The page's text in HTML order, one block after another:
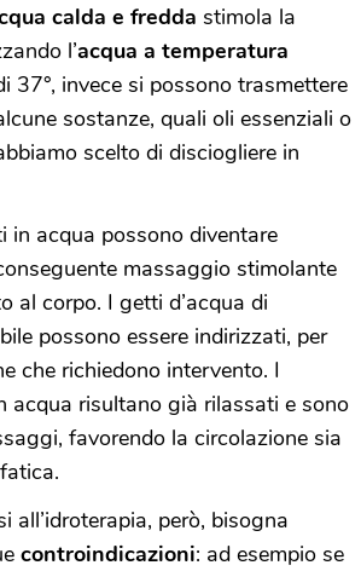
calda e fredda stimola la
l’acqua a temperatura
37°, invece si possono trasmettere
sostanze, quali oli essenziali o
scelto di disciogliere in
in acqua possono diventare
massaggio stimolante
al corpo. I getti d’acqua di
possono essere indirizzati, per
che richiedono intervento. I
acqua risultano già rilassati e sono
favorendo la circolazione sia
all’idroterapia, però, bisogna
controindicazioni: ad esempio se